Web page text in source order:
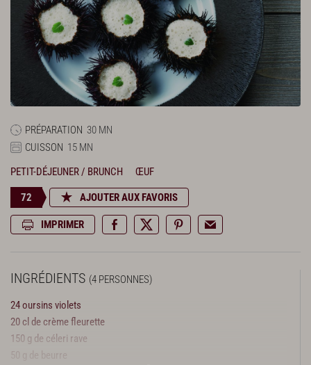
PRÉPARATION 30 MN
CUISSON 15 MN
PETIT-DÉJEUNER / BRUNCH
ŒUF
72 AJOUTER AUX FAVORIS
IMPRIMER
INGRÉDIENTS (4 PERSONNES)
24 oursins violets
20 cl de crème fleurette
150 g de céleri rave
50 g de beurre